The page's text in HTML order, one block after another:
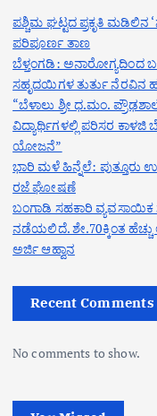
ಪಶ್ಚಿಮ ಘಟ್ಟದ ಪ್ರಕೃತಿ ಮಡಿಲಿನ
ಪರಿಪೂರ್ಣ ತಾಣ
ಬೆಳ್ತಂಗಡಿ: ಅನಾರೋಗ್ಯದಿಂದ
ಸಹೃದಯಿಗಳ ತುರ್ತು ನೆರವಿನ
“ಬೆಳಾಲು ಶ್ರೀ ಧ.ಮಂ.
ವಿದ್ಯಾರ್ಥಿಗಳಲ್ಲಿ ಪರಿಸರ ಕಾಳಜಿ
ಯೋಜನೆ”
ಭಾರಿ ಮಳೆ ಹಿನ್ನೆಲೆ: ಪುತ್ತೂರು
ರಜೆ ಘೋಷಣೆ
ಬಂಗಾಡಿ ಸಹಕಾರಿ
ನಡೆಯಲಿದೆ. ಶೇ.70ಕ್ಕಿಂತ ಹೆಚ್ಚು
ಅರ್ಜಿ ಆಹ್ವಾನ
Recent Comments
No comments to show.